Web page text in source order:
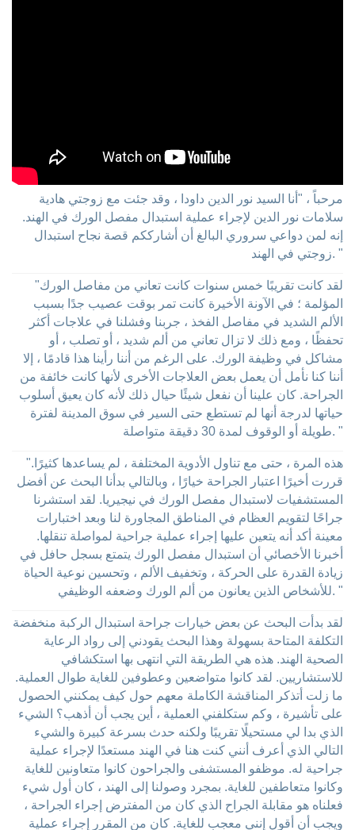
مرحباً ، "أنا السيد نور الدين داودا ، وقد جئت مع زوجتي هادية
سلامات نور الدين لإجراء عملية استبدال مفصل الورك في الهند.
إنه لمن دواعي سروري البالغ أن أشارككم قصة نجاح استبدال
زوجتي في الهند. "
"لقد كانت تقريبًا خمس سنوات كانت تعاني من مفاصل الورك
المؤلمة ؛ في الآونة الأخيرة كانت تمر بوقت عصيب جدًا بسبب
الألم الشديد في مفاصل الفخذ ، جربنا وفشلنا في علاجات أكثر
تحفظًا ، ومع ذلك لا تزال تعاني من ألم شديد ، أو تصلب ، أو
مشاكل في وظيفة الورك. على الرغم من أننا رأينا هذا قادمًا ، إلا
أننا كنا نأمل أن يعمل بعض العلاجات الأخرى لأنها كانت خائفة من
الجراحة. كان علينا أن نفعل شيئًا حيال ذلك لأنه كان يعيق أسلوب
حياتها لدرجة أنها لم تستطع حتى السير في سوق المدينة لفترة
طويلة أو الوقوف لمدة 30 دقيقة متواصلة. "
"هذه المرة ، حتى مع تناول الأدوية المختلفة ، لم يساعدها كثيرًا.
قررت أخيرًا اعتبار الجراحة خيارًا ، وبالتالي بدأنا البحث عن أفضل
المستشفيات لاستبدال مفصل الورك في نيجيريا. لقد استشرنا
جراحًا لتقويم العظام في المناطق المجاورة لنا وبعد اختبارات
معينة أكد أنه يتعين عليها إجراء عملية جراحية لمواصلة تنقلها.
أخبرنا الأخصائي أن استبدال مفصل الورك يتمتع بسجل حافل في
زيادة القدرة على الحركة ، وتخفيف الألم ، وتحسين نوعية الحياة
للأشخاص الذين يعانون من ألم الورك وضعفه الوظيفي. "
لقد بدأت البحث عن بعض خيارات جراحة استبدال الركبة منخفضة
التكلفة المتاحة بسهولة وهذا البحث يقودني إلى رواد الرعاية
الصحية الهند. هذه هي الطريقة التي انتهى بها استكشافي
للاستشاريين. لقد كانوا متواضعين وعطوفين للغاية طوال العملية.
ما زلت أتذكر المناقشة الكاملة معهم حول كيف يمكنني الحصول
على تأشيرة ، وكم ستكلفني العملية ، أين يجب أن أذهب؟ الشيء
الذي بدا لي مستحيلًا تقريبًا ولكنه حدث بسرعة كبيرة والشيء
التالي الذي أعرف أنني كنت هنا في الهند مستعدًا لإجراء عملية
جراحية له. موظفو المستشفى والجراحون كانوا متعاونين للغاية
وكانوا متعاطفين للغاية. بمجرد وصولنا إلى الهند ، كان أول شيء
فعلناه هو مقابلة الجراح الذي كان من المفترض إجراء الجراحة ،
ويجب أن أقول إنني معجب للغاية. كان من المقرر إجراء عملية